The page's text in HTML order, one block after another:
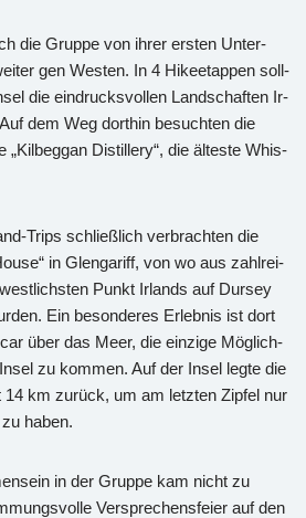
die Grup­pe von ihrer ers­ten Un­ter­
gen Wes­ten. In 4 Hi­ke­e­tap­pen soll­
die ein­drucks­vol­len Land­schaf­ten Ir­
dem Weg dort­hin be­such­ten die
„Kil­beggan Di­stil­le­ry“, die äl­tes­te Whis­
Trips schließ­lich ver­brach­ten die
in Glen­ga­riff, von wo aus zahl­rei­
Punkt Ir­lands auf Dursey
Ein be­son­de­res Er­leb­nis ist dort
über das Meer, die ein­zi­ge Mög­lich­
zu kom­men. Auf der Insel legte die
km zu­rück, um am letz­ten Zip­fel nur
haben.
in der Grup­pe kam nicht zu
Ver­spre­chens­fei­er auf den